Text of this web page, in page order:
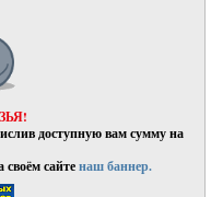
доступную вам сумму на
сайтенаш баннер.